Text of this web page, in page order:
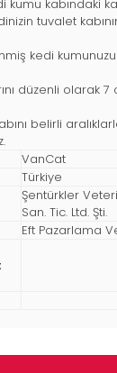
kabındaki
tuvalet
kedi
düzenli olarak 7
belirli
VanCat
Türkiye
Şentürkler
San. Tic. Ltd. Şti.
Eft Pazarlama